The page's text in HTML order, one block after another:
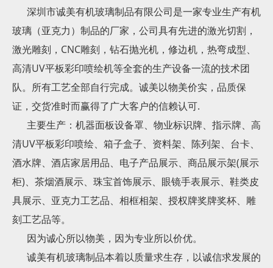
深圳市诚美有机玻璃制品有限公司是一家专业生产有机
玻璃（亚克力）制品的厂家，公司具有先进的激光切割，
激光雕刻，CNC雕刻，钻石抛光机，修边机，热弯成型、
高清UV平板彩印喷绘机等全套的生产设备一流的技术团
队。所有工艺全部自行完成。诚美以物美价实，品质保
证，交货准时而赢得了广大客户的信赖认可.
主要生产：机器面板设备罩、物业标识牌、指示牌、高
清UV平板彩印喷绘、箱子盒子、资料架、陈列架、台卡、
酒水牌、酒店家居用品、电子产品展示、商品展示架(展示
柜)、茶烟酒展示、珠宝首饰展示、眼镜手表展示、鞋类皮
具展示、亚克力工艺品、相框相架、授权牌奖牌奖杯、雕
刻工艺品等。
因为诚心所以物美，因为专业所以价优。
诚美有机玻璃制品本着以质量求生存，以诚信求发展的